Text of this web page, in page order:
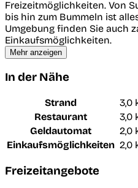
Freizeitmöglichkeiten. Von
bis hin zum Bummeln ist
Umgebung finden Sie auch
Einkaufsmöglichkeiten.
Mehr anzeigen
In der Nähe
Strand
3,0
Restaurant
3,0
Geldautomat
2,0
Einkaufsmöglichkeiten 2,0
Freizeitangebote